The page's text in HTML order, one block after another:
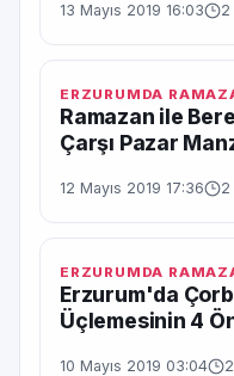
13 Mayıs 2019 16:03 2
ERZURUMDA
Ramazan ile
Çarşı Pazar
12 Mayıs 2019 17:36 2
ERZURUMDA
Erzurum'da
Üçlemesinin 4
10 Mayıs 2019 03:04